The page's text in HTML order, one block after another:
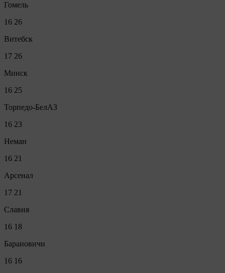
Гомель
16 26
Витебск
17 26
Минск
16 25
Торпедо-БелАЗ
16 23
Неман
16 21
Арсенал
17 21
Славия
16 18
Барановичи
16 16